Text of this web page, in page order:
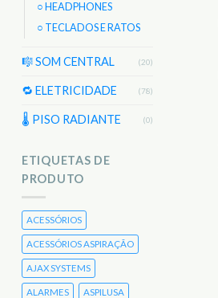
○ HEADPHONES
○ TECLADOS E RATOS
🎼 SOM CENTRAL (20)
🔁 ELETRICIDADE (78)
🌡 PISO RADIANTE (0)
ETIQUETAS DE
PRODUTO
ACESSÓRIOS
ACESSÓRIOS ASPIRAÇÃO
AJAX SYSTEMS
ALARMES ASPILUSA